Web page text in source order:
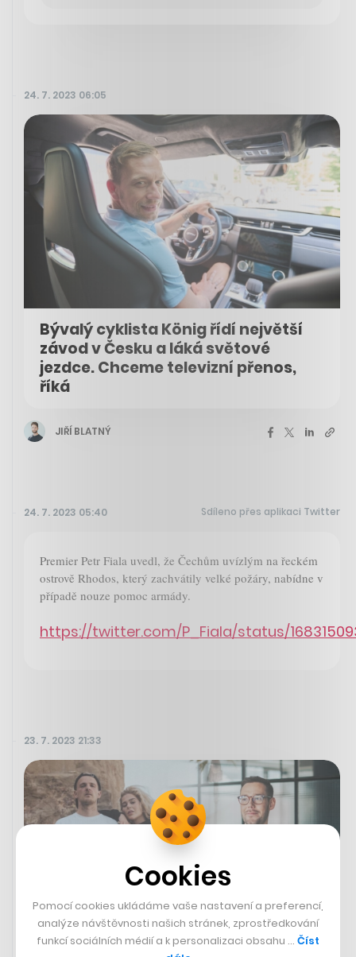
24. 7. 2023 06:05
Bývalý cyklista König řídí největší
závod v Česku a láká světové
jezdce. Chceme televizní přenos,
říká
JIŘÍ BLATNÝ
24. 7. 2023 05:40 Sdíleno přes aplikaci Twitter
Premier Petr Fiala uvedl, že Čechům uvízlým na řeckém
ostrově Rhodos, který zachvátily velké požáry, nabídne v
případě nouze pomoc armády.
https://twitter.com/P_Fiala/status/
23. 7. 2023 21:33
Cookies
Pomocí cookies ukládáme vaše nastavení a preferencí,
analýze návštěvnosti našich stránek, zprostředkování
funkcí sociálních médií a k personalizaci obsahu … Číst